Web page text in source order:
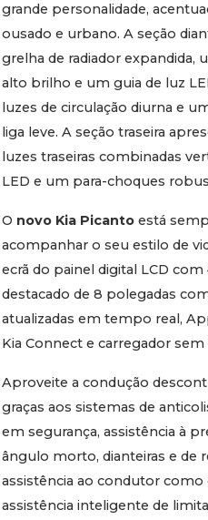
grande personalidade,
ousado e urbano. A seção
grelha de radiador expandida,
alto brilho e um guia de luz
luzes de circulação diurna e
liga leve. A seção traseira
luzes traseiras combinadas
LED e um para-choques
O novo Kia Picanto está
acompanhar o seu estilo de
ecrã do painel digital LCD com
destacado de 8 polegadas
atualizadas em tempo real,
Kia Connect e carregador
Aproveite a condução
graças aos sistemas de
em segurança, assistência à
ângulo morto, dianteiras e de
assistência ao condutor como
assistência inteligente de